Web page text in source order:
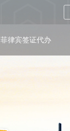
菲律宾签证代办